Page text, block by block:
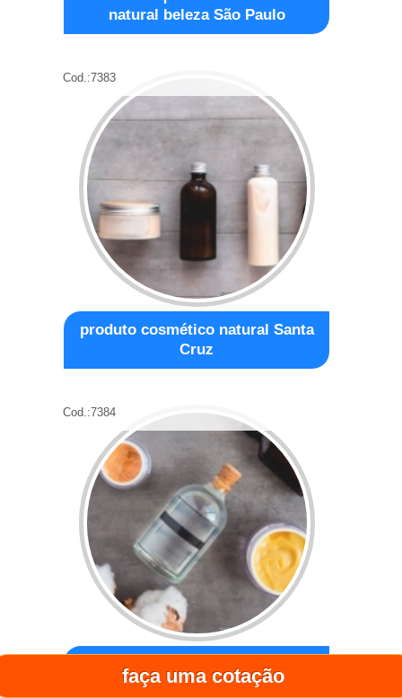
faça uma cotação
natural beleza São Paulo
Cod.:7383
produto cosmético natural Santa
Cruz
Cod.:7384
cosméticos ativo naturais Jardim
Santa Mena